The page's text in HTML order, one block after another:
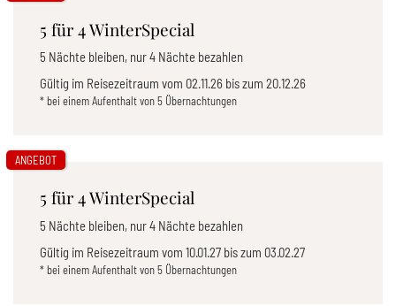
5 für 4 WinterSpecial
5 Nächte bleiben, nur 4 Nächte bezahlen
Gültig im Reisezeitraum vom 02.11.26 bis zum 20.12.26
* bei einem Aufenthalt von 5 Übernachtungen
5 für 4 WinterSpecial
5 Nächte bleiben, nur 4 Nächte bezahlen
Gültig im Reisezeitraum vom 10.01.27 bis zum 03.02.27
* bei einem Aufenthalt von 5 Übernachtungen
ANGEBOT